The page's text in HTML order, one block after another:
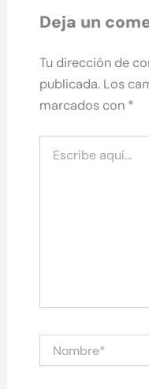
Deja un
Tu dirección de
publicada. Los
marcados con *
aquí...